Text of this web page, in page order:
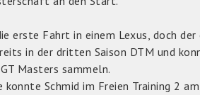
erste Fahrt in einem Lexus, doch
in der dritten Saison DTM und
Masters sammeln.
Schmid im Freien Training 2 am